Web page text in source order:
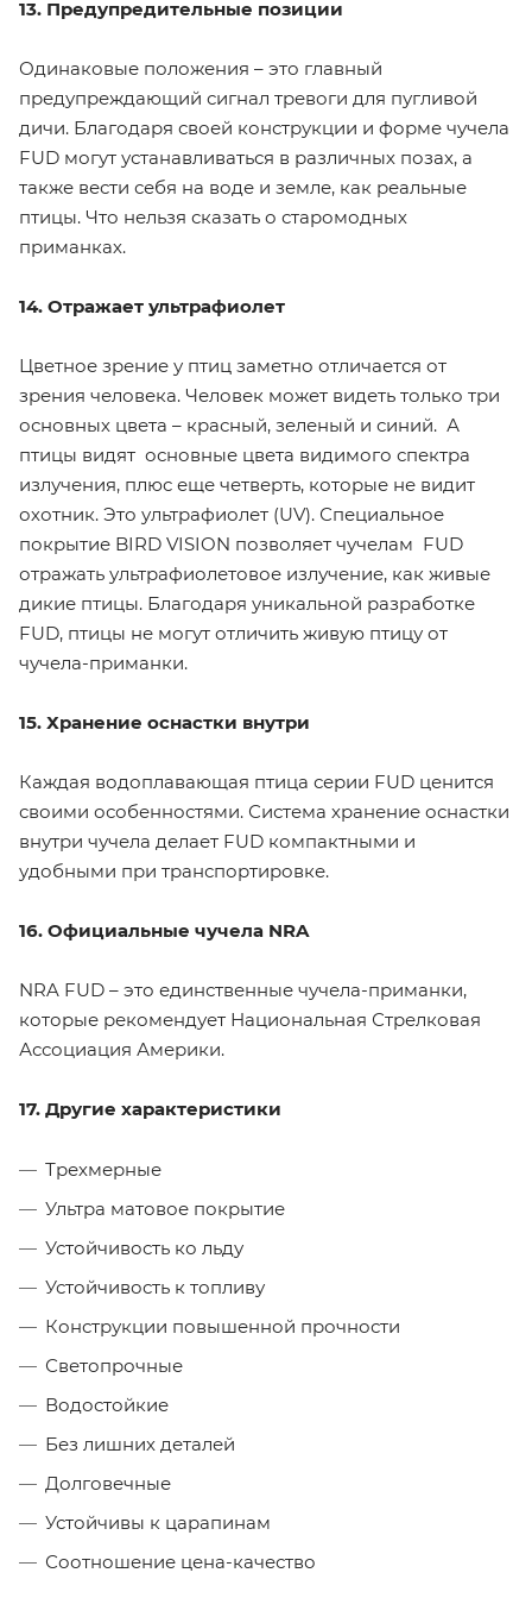
13. Предупредительные позиции
Одинаковые положения – это главный
предупреждающий сигнал тревоги для пугливой
дичи. Благодаря своей конструкции и форме чучела
FUD могут устанавливаться в различных позах, а
также вести себя на воде и земле, как реальные
птицы. Что нельзя сказать о старомодных
приманках.
14. Отражает ультрафиолет
Цветное зрение у птиц заметно отличается от
зрения человека. Человек может видеть только три
основных цвета – красный, зеленый и синий. А
птицы видят основные цвета видимого спектра
излучения, плюс еще четверть, которые не видит
охотник. Это ультрафиолет (UV). Специальное
покрытие BIRD VISION позволяет чучелам FUD
отражать ультрафиолетовое излучение, как живые
дикие птицы. Благодаря уникальной разработке
FUD, птицы не могут отличить живую птицу от
чучела-приманки.
15. Хранение оснастки внутри
Каждая водоплавающая птица серии FUD ценится
своими особенностями. Система хранение оснастки
внутри чучела делает FUD компактными и
удобными при транспортировке.
16. Официальные чучела NRA
NRA FUD – это единственные чучела-приманки,
которые рекомендует Национальная Стрелковая
Ассоциация Америки.
17. Другие характеристики
Трехмерные
Ультра матовое покрытие
Устойчивость ко льду
Устойчивость к топливу
Конструкции повышенной прочности
Светопрочные
Водостойкие
Без лишних деталей
Долговечные
Устойчивы к царапинам
Соотношение цена-качество